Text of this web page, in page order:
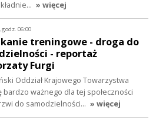
» więcej
godz. 06:00
treningowe - droga do
- reportaż
Furgi
Oddział Krajowego Towarzystwa
bardzo ważnego dla tej społeczności
do samodzielności… » więcej